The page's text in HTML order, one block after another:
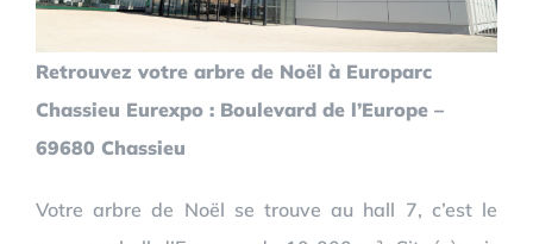
Retrouvez votre arbre de Noël à Europarc
Chassieu Eurexpo : Boulevard de l’Europe –
69680 Chassieu
Votre arbre de Noël se trouve au hall 7, c’est le